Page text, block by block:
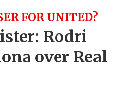
FOR UNITED?
Rodri
over Real